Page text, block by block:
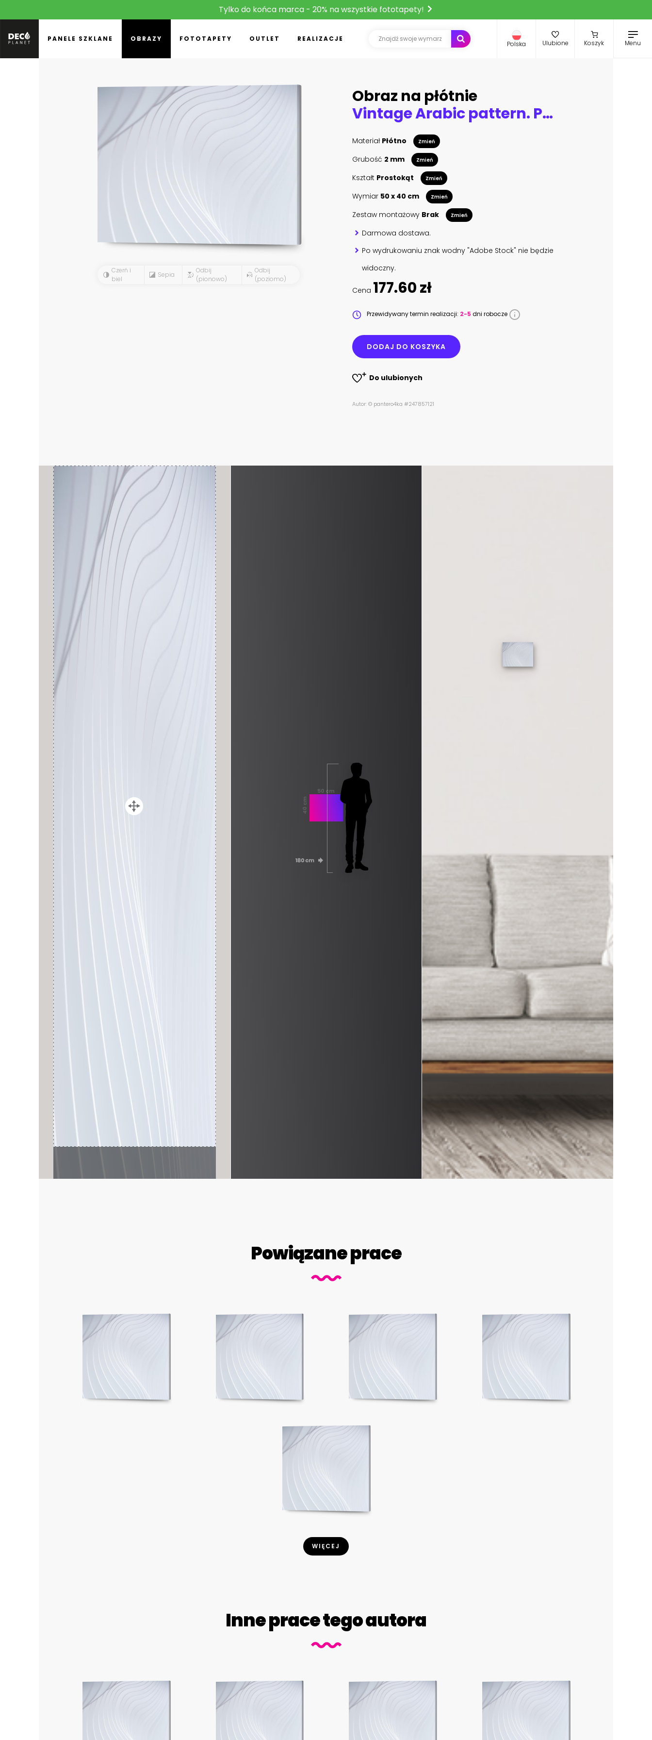
Tylko do końca marca - 20% na wszystkie fototapety!
PANELE SZKLANE OBRAZY FOTOTAPETY OUTLET REALIZACJE
Polska Ulubione Koszyk Menu
Czerń i
biel
Sepia
Odbij
(pionowo)
Odbij
(poziomo)
Obraz na płótnie
Vintage Arabic pattern. Persian colored carpet. Rich ornament for fabric design, handmade, interior decoration, textiles. Blue background.
Materiał Płótno Zmień
Grubość 2 mm Zmień
Kształt Prostokąt Zmień
Wymiar 50 x 40 cm Zmień
Zestaw montażowy Brak Zmień
Darmowa dostawa.
Po wydrukowaniu znak wodny "Adobe Stock" nie będzie
widoczny.
Cena 177.60 zł
Przewidywany termin realizacji: 2-5 dni robocze
DODAJ DO KOSZYKA
Do ulubionych
Autor: © pantero4ka #247857121
50 cm
40 cm
Powiązane prace
WIĘCEJ
Inne prace tego autora